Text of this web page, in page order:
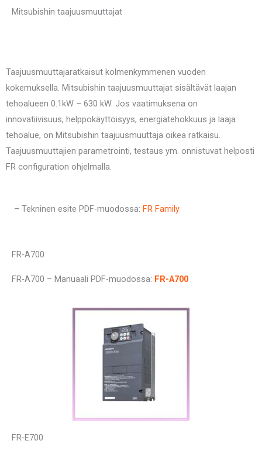
Mitsubishin taajuusmuuttajat
Taajuusmuuttajaratkaisut kolmenkymmenen vuoden
kokemuksella. Mitsubishin taajuusmuuttajat sisältävät laajan
tehoalueen 0.1kW – 630 kW. Jos vaatimuksena on
innovatiivisuus, helppokäyttöisyys, energiatehokkuus ja laaja
tehoalue, on Mitsubishin taajuusmuuttaja oikea ratkaisu.
Taajuusmuuttajien parametrointi, testaus ym. onnistuvat helposti
FR configuration ohjelmalla.
– Tekninen esite PDF-muodossa: FR Family
FR-A700
FR-A700 – Manuaali PDF-muodossa: FR-A700
FR-E700